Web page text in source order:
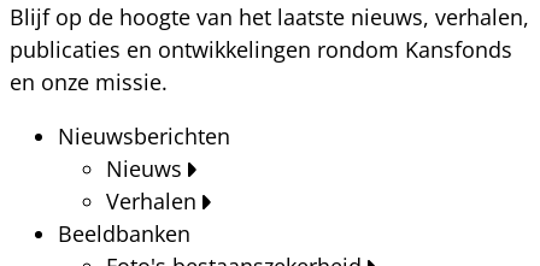
Blijf op de hoogte van het laatste nieuws, verhalen,
publicaties en ontwikkelingen rondom Kansfonds
en onze missie.
Nieuwsberichten
Nieuws
Verhalen
Beeldbanken